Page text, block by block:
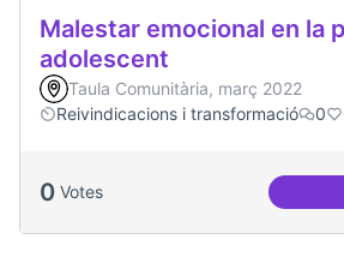
Malestar emocional en la
adolescent
Taula Comunitària, març 2022
Reivindicacions i transformació
0
0 Votes